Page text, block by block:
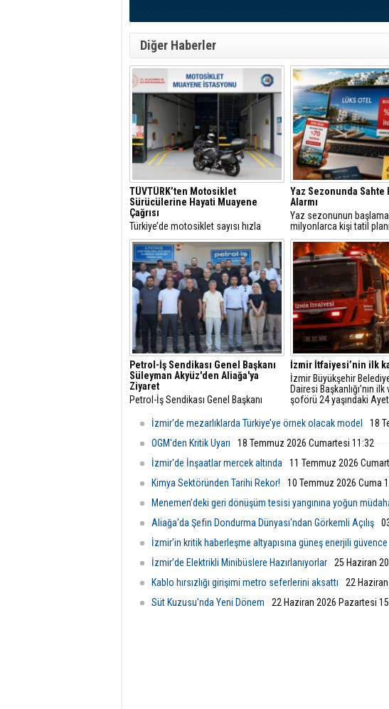
Diğer Haberler
TÜVTÜRK’ten Motosiklet
Sürücülerine Hayati Muayene
Çağrısı
Türkiye’de motosiklet sayısı hızla
artarken, trafikteki payı yüzde 21’i aşan
bu araçlarda düzenli teknik kontrollerin
önemi de giderek artıyor.
Yaz Sezonunda Sahte
Alarmı
Yaz sezonunun
milyonlarca kişi tatil
internet üzerinden
rezervasyonlarda
hızla artıyor.
Petrol-İş Sendikası Genel Başkanı
Süleyman Akyüz'den Aliağa'ya
Ziyaret
Petrol-İş Sendikası Genel Başkanı
Aliağa Şubesi'ni ziyaret etti.
İzmir İtfaiyesi’nin ilk
İzmir Büyükşehir
Dairesi Başkanlığı’nın
şoförü 24 yaşındaki
yangın ve kurtarma
İzmir’de mezarlıklarda Türkiye’ye örnek olacak model
18
OGM'den Kritik Uyarı
18 Temmuz 2026 Cumartesi 11:32
İzmir'de İnşaatlar mercek altında
11 Temmuz 2026
Kimya Sektöründen Tarihi Rekor!
10 Temmuz 2026 Cuma
Menemen’deki geri dönüşüm tesisi yangınına yoğun
Aliağa'da Şefin Dondurma Dünyası'ndan Görkemli Açılış
İzmir’in kritik haberleşme altyapısına güneş enerjili güvence
İzmir’de Elektrikli Minibüslere Hazırlanıyorlar
25 Haziran
Kablo hırsızlığı girişimi metro seferlerini aksattı
22
Süt Kuzusu'nda Yeni Dönem
22 Haziran 2026 Pazartesi